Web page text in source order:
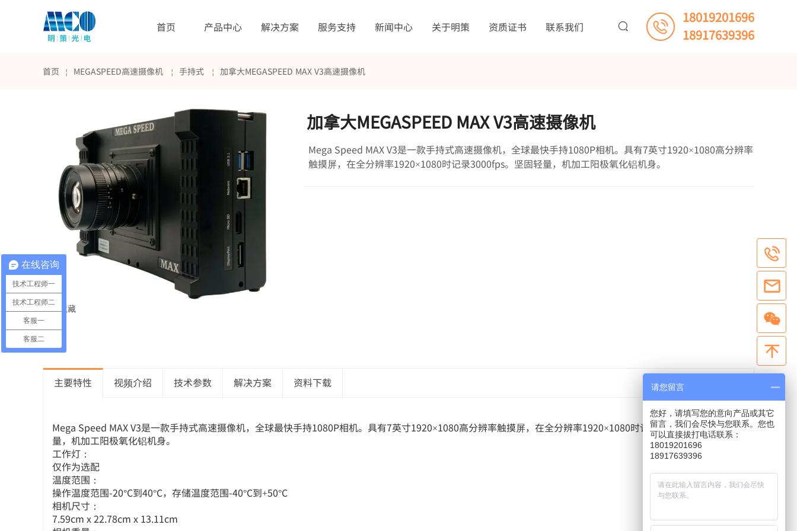
首页 ￤ MEGASPEED高速摄像机 ￤ 手持式 ￤ 加拿大MEGASPEED MAX V3高速摄像机
❤ 收藏
加拿大MEGASPEED MAX V3高速摄像机
Mega Speed MAX V3是一款手持式高速摄像机，全球最快手持1080P相机。具有7英寸1920×1080高分辨率
触摸屏，在全分辨率1920×1080时记录3000fps。坚固轻量，机加工阳极氧化铝机身。
主要特性 视频介绍 技术参数 解决方案 资料下载
Mega Speed MAX V3是一款手持式高速摄像机，全球最快手持1080P相机。具有7英寸1920×1080高分辨率触摸屏，在全分辨率1920×1080时记录3000fps。坚固轻
量，机加工阳极氧化铝机身。
工作灯：
仅作为选配
温度范围：
操作温度范围-20°C到40°C，存储温度范围-40°C到+50°C
相机尺寸：
7.59cm x 22.78cm x 13.11cm
18019201696
18917639396
首页 产品中心 解决方案 服务支持 新闻中心 关于明策 资质证书 联系我们
在线咨询
技术工程师一
技术工程师二
客服一
客服二
请您留言
您好，请填写您的意向产品或其它
留言，我们会尽快与您联系。您也
可以直接拔打电话联系：
18019201696
18917639396